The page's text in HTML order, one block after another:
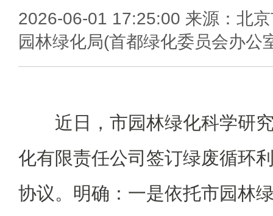
2026-06-01 17:25:00 来源：北
园林绿化局(首都绿化委员会办公
近日，市园林绿化科学研
化有限责任公司签订绿废循环
协议。明确：一是依托市园林